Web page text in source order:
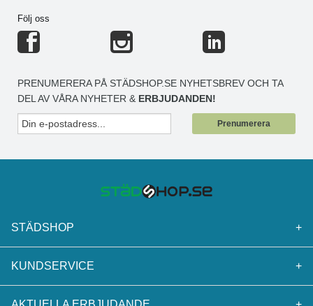
Följ oss
PRENUMERERA PÅ STÄDSHOP.SE NYHETSBREV OCH TA
DEL AV VÅRA NYHETER & ERBJUDANDEN!
Prenumerera
STÄDSHOP +
KUNDSERVICE +